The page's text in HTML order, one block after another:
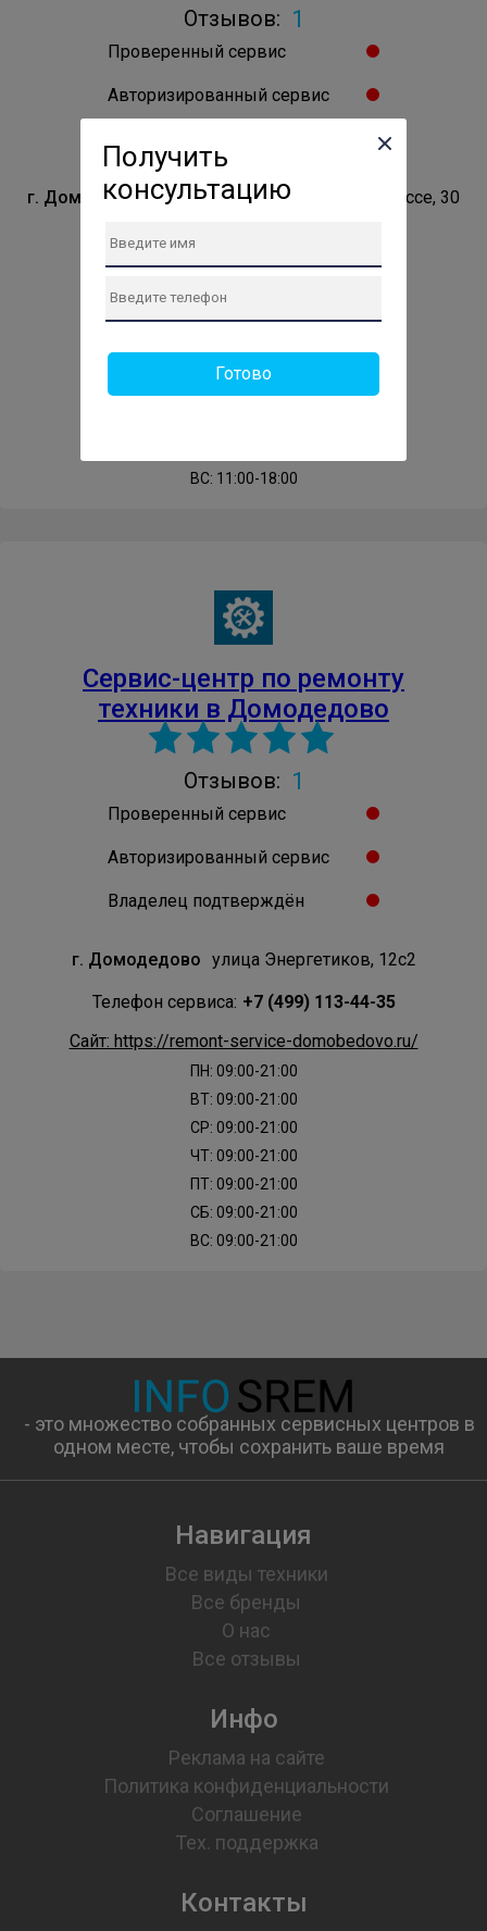
Отзывов: 1
Проверенный сервис
Авторизированный сервис
г. Домодедово Домодедово, Каширское шоссе, 30
Телефон сервиса:
ПН: 10:00-19:00
СР: 10:00-19:00
ЧТ: 10:00-19:00
ВС: 11:00-18:00
Сервис-центр по ремонту
техники в Домодедово
Отзывов: 1
Проверенный сервис
Авторизированный сервис
Владелец подтверждён
г. Домодедово улица Энергетиков, 12с2
Телефон сервиса: +7 (499) 113-44-35
Сайт: https://remont-service-domobedovo.ru/
ПН: 09:00-21:00
ВТ: 09:00-21:00
СР: 09:00-21:00
ЧТ: 09:00-21:00
ПТ: 09:00-21:00
СБ: 09:00-21:00
ВС: 09:00-21:00
- это множество собранных сервисных центров в
одном месте, чтобы сохранить ваше время
Навигация
Все виды техники
Все бренды
О нас
Все отзывы
Инфо
Реклама на сайте
Политика конфиденциальности
Соглашение
Тех. поддержка
Контакты
Получить
консультацию
Готово